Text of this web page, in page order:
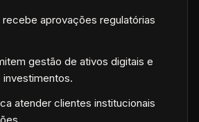
recebe aprovações regulatórias
gestão de ativos digitais e
atender clientes institucionais